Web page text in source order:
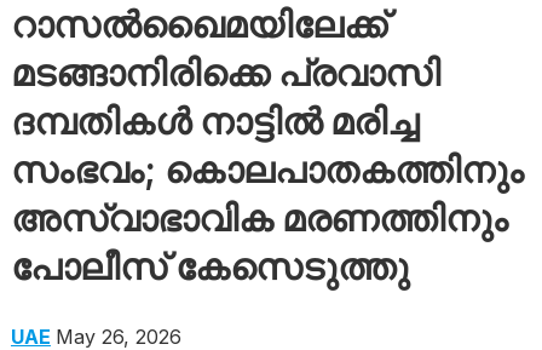
റാസൽഖൈമയിലേക്ക്
മടങ്ങാനിരിക്കെ പ്രവാസി
ദമ്പതികൾ നാട്ടിൽ മരിച്ച
സംഭവം; കൊലപാതകത്തിനും
അസ്വാഭാവിക മരണത്തിനും
പോലീസ് കേസെടുത്തു
UAE May 26, 2026